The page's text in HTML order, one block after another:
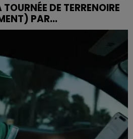
DE TERRENOIRE
PAR...